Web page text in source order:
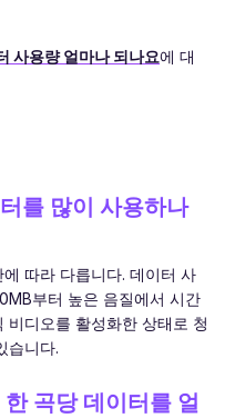
사용량 얼마나 되나요에 대
를 많이 사용하나
따라 다릅니다. 데이터 사
부터 높은 음질에서 시간
비디오를 활성화한 상태로 청
습니다.
곡당 데이터를 얼